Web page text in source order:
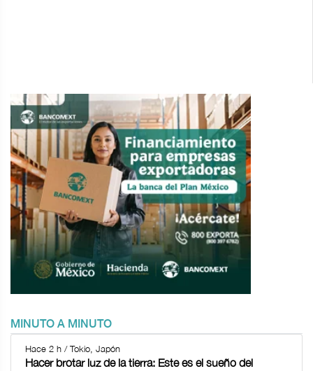
MINUTO A MINUTO
Hace 2 h / Tokio, Japón
Hacer brotar luz de la tierra: Este es el sueño del